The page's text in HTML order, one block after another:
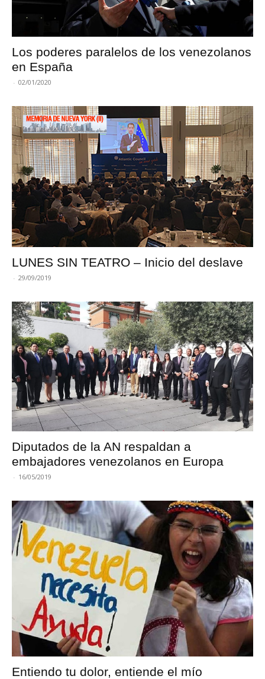
Los poderes paralelos de los venezolanos
en España
- 02/01/2020
LUNES SIN TEATRO – Inicio del deslave
- 29/09/2019
Diputados de la AN respaldan a
embajadores venezolanos en Europa
- 16/05/2019
Entiendo tu dolor, entiende el mío